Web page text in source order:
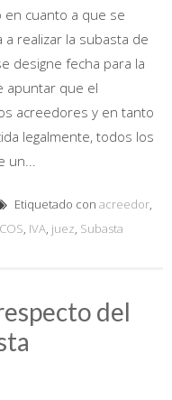
cuanto a que se
realizar la subasta de
designe fecha para la
apuntar que el
acreedores y en tanto
legalmente, todos los
Etiquetado con acreedor,
, IVA, juez, Subasta
del